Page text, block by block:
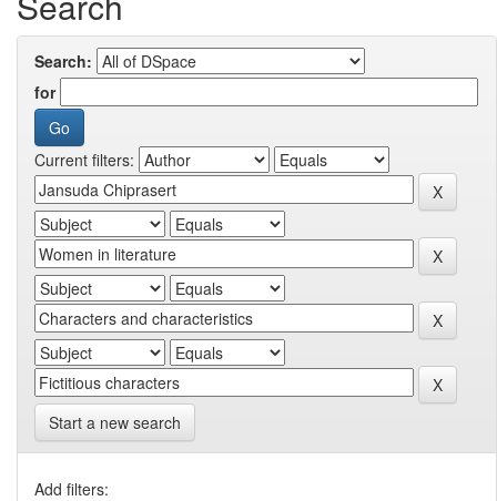
Search:
for
Current filters:
Start a new search
Add filters: